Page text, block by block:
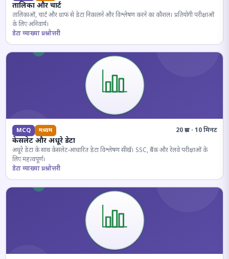
तालिका और चार्ट
तालिकाओं, चार्ट और ग्राफ से डेटा निकालने और विश्लेषण करने का कौशल। प्रतियोगी परीक्षाओं
के लिए अनिवार्य।
डेटा व्याख्या प्रश्नोत्तरी
MCQ मध्यम 20 प्रश्न · 10 मिनट
केसलेट और अधूरे डेटा
अधूरे डेटा के साथ केसलेट-आधारित डेटा विश्लेषण सीखें। SSC, बैंक और रेलवे परीक्षाओं के
लिए महत्वपूर्ण।
डेटा व्याख्या प्रश्नोत्तरी